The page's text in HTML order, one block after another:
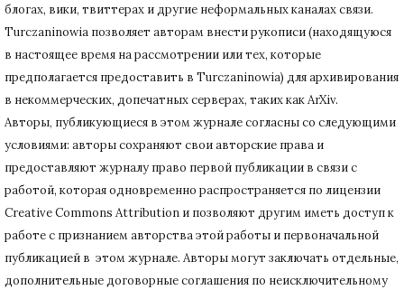
блогах, вики, твиттерах и другие неформальных каналах связи.
Turczaninowiа позволяет авторам внести рукописи (находящуюся
в настоящее время на рассмотрении или тех, которые
предполагается предоставить в Turczaninowia) для архивирования
в некоммерческих, допечатных серверах, таких как ArXiv.
Авторы, публикующиеся в этом журнале согласны со следующими
условиями: авторы сохраняют свои авторские права и
предоставляют журналу право первой публикации в связи с
работой, которая одновременно распространяется по лицензии
Creative Commons Attribution и позволяют другим иметь доступ к
работе с признанием авторства этой работы и первоначальной
публикацией в этом журнале. Авторы могут заключать отдельные,
дополнительные договорные соглашения по неисключительному